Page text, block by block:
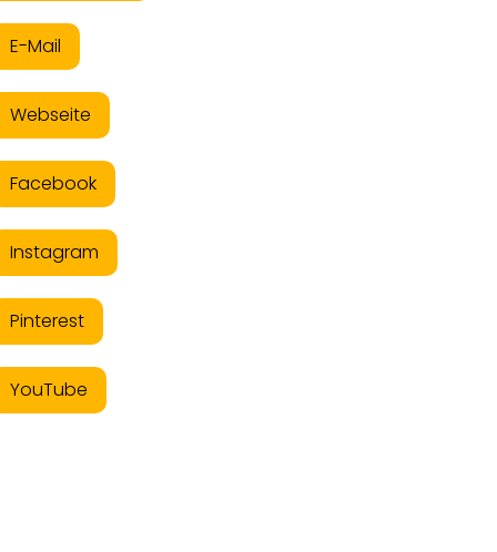
E-Mail
Webseite
Facebook
Instagram
Pinterest
YouTube